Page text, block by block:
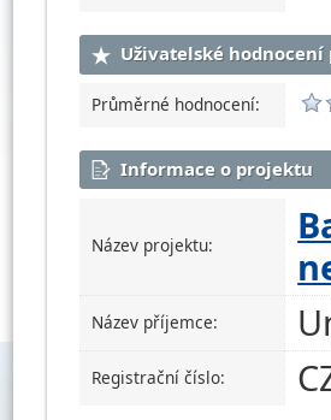
Uživatelské
Průměrné hodnocení:
Informace o projektu
Název projektu:
Název příjemce:
Registrační číslo: